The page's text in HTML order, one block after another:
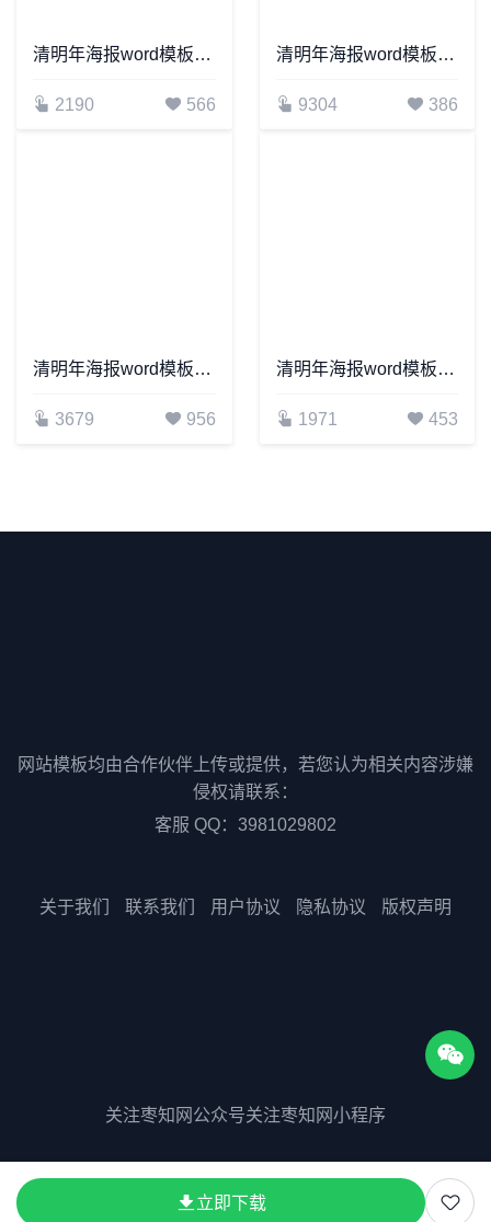
立即下载
清明年海报word模板通用可编辑(44)
2190 566
清明年海报word模板通用可编辑(39)
9304 386
清明年海报word模板通用可编辑(28)
3679 956
清明年海报word模板通用可编辑(70)
1971 453
网站模板均由合作伙伴上传或提供，若您认为相关内容涉嫌
侵权请联系：
客服 QQ：3981029802
关于我们 联系我们 用户协议 隐私协议 版权声明
关注枣知网公众号关注枣知网小程序
版权所有©2025 51zaozhi.com
粤ICP备2023075511号